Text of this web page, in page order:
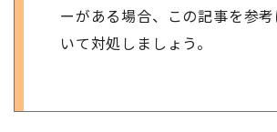
ーがある場合、この記事を参
いて対処しましょう。